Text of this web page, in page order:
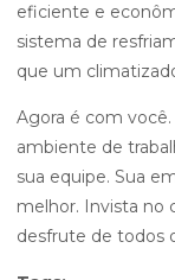
eficiente e
sistema de
que um
Agora é com
ambiente de
sua equipe. Sua
melhor. Invista no
desfrute de todos